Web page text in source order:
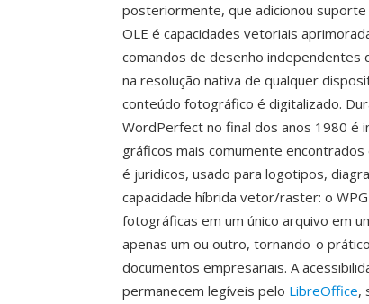
posteriormente, que adicionou
OLE é capacidades vetoriais
comandos de desenho
na resolução nativa de qualquer
conteúdo fotográfico é digitalizado.
WordPerfect no final dos anos 1980 é
gráficos mais comumente
é juridicos, usado para logotipos,
capacidade híbrida vetor/raster: o
fotográficas em um único arquivo em
apenas um ou outro, tornando-o
documentos empresariais. A
permanecem legíveis pelo LibreOffice,